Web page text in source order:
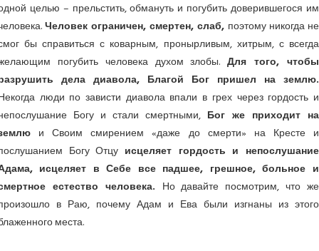
целью – прельстить, обмануть и погубить доверившегося им
Человек ограничен, смертен, слаб, поэтому никогда не
бы справиться с коварным, пронырливым, хитрым, с всегда
погубить человека духом злобы.Для того, чтобы
дела диавола, Благой Бог пришел на землю.
люди по зависти диавола впали в грех через гордость и
Богу и стали смертными, Бог же приходит на
и Своим смирением «даже до смерти» на Кресте и
Богу Отцу исцеляет гордость и непослушание
исцеляет в Себе все падшее, грешное, больное и
естество человека. Но давайте посмотрим, что же
в Раю, почему Адам и Ева были изгнаны из этого
места.